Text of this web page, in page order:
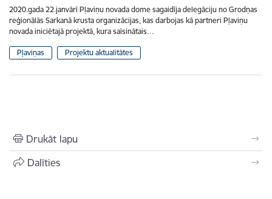
2020.gada 22.janvārī Pļaviņu novada dome sagaidīja delegāciju no Grodņas
reģionālās Sarkanā krusta organizācijas, kas darbojas kā partneri Pļaviņu
novada iniciētajā projektā, kura saīsinātais…
Pļaviņas Projektu aktualitātes
Drukāt lapu
Dalīties